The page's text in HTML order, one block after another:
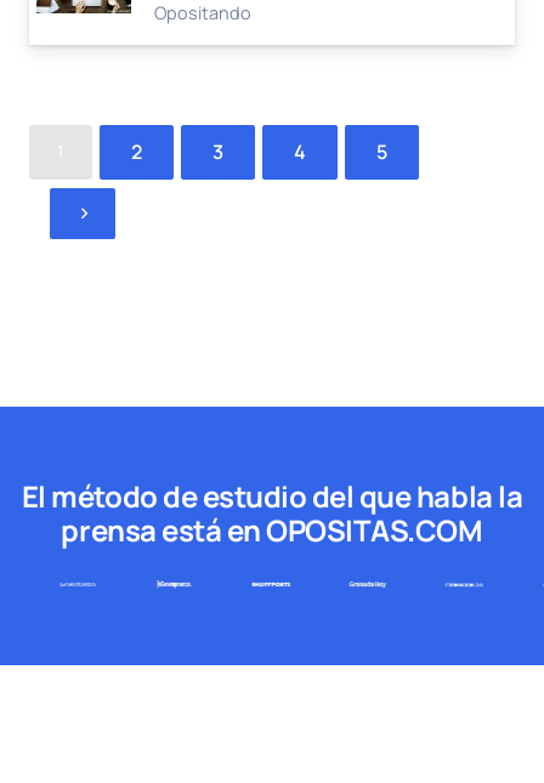
Opositando
1 2 3 4 5
El método de estudio del que habla la
prensa está en OPOSITAS.COM